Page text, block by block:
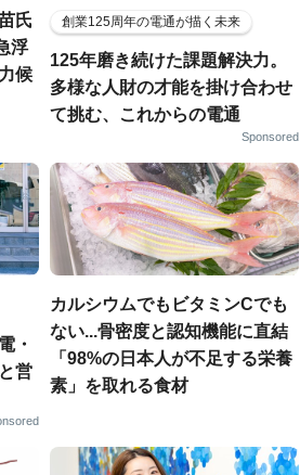
氏
浮
候
創業125周年の電通が描く未来
125年磨き続けた課題解決力。
多様な人財の才能を掛け合わせ
て挑む、これからの電通
Sponsored
・
営
カルシウムでもビタミンCでも
ない...骨密度と認知機能に直結
「98%の日本人が不足する栄養
素」を取れる食材